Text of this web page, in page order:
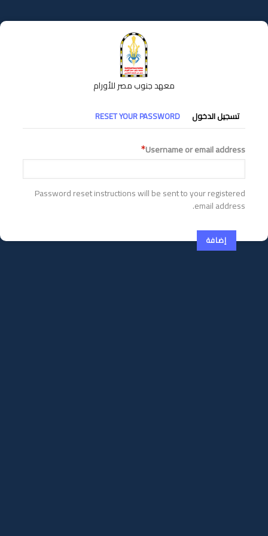
إلى
المحتوى
معهد جنوب مصر للأورام
التبويبات
الأساسية
تسجيل الدخول RESET YOUR PASSWORD
Username or email address
Password reset instructions will be sent to your registered
email address.